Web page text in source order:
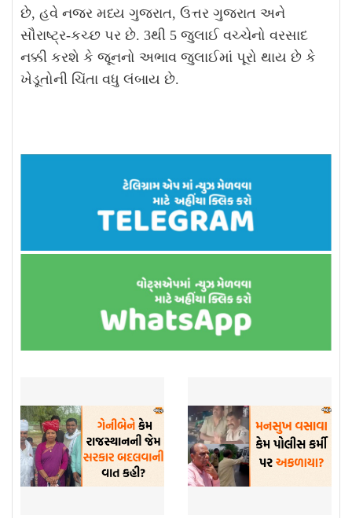
છે, હવે નજર મધ્ય ગુજરાત, ઉત્તર ગુજરાત અને
સૌરાષ્ટ્ર-કચ્છ પર છે. 3થી 5 જુલાઈ વચ્ચેનો વરસાદ
નક્કી કરશે કે જૂનનો અભાવ જુલાઈમાં પૂરો થાય છે કે
ખેડૂતોની ચિંતા વધુ લંબાય છે.